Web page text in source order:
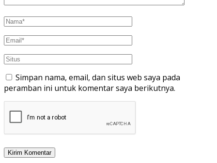
Simpan nama, email, dan situs web saya pada
peramban ini untuk komentar saya berikutnya.